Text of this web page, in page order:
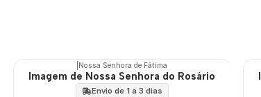
Nossa Senhora de Fátima
Imagem de Nossa Senhora do Rosário
Envio de 1 a 3 dias